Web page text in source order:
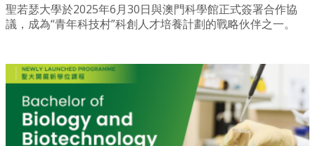
聖若瑟大學於2025年6月30日與澳門科學館正式簽署合作協
議，成為“青年科技村”科創人才培養計劃的戰略伙伴之一。